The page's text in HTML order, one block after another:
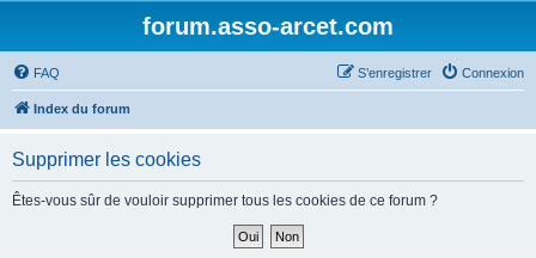
forum.asso-arcet.com
FAQ Connexion
S’enregistrer
Index du forum
Supprimer les cookies
Êtes-vous sûr de vouloir supprimer tous les cookies de ce forum ?